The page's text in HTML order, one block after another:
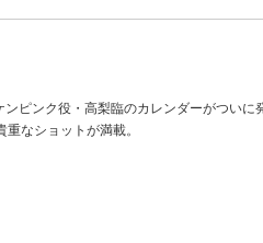
ンピンク役・高梨臨のカレンダーがついに
なショットが満載。